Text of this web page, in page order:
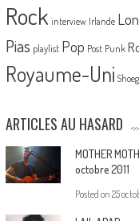
Rock interview Irlande
Pias playlist Pop Post Punk
Royaume-Uni
ARTICLES AU HASARD
MOTHER
octobre 2011
Posted on 25